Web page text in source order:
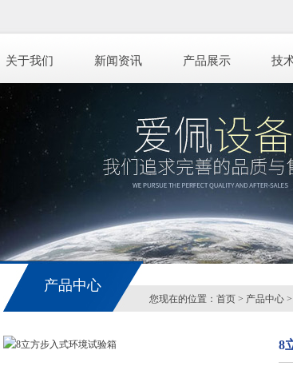
关于我们 新闻资讯 产品展示 技
产品中心
您现在的位置： 首页 > 产品中心 >
8